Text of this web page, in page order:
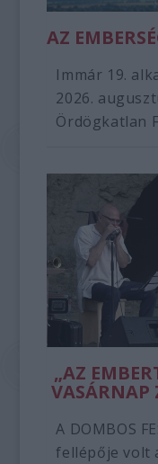
AZ
Immár 19.
2026.
Ördögkatlan
„AZ
VASÁRNAP
A DOMBOS
fellépője volt